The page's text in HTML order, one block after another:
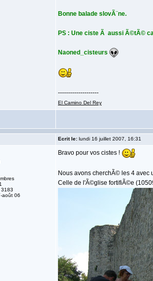
Bonne balade slovÃ¨ne.
PS : Une ciste Ã aussi Ã©tÃ©
Naoned_cisteurs
--------------------
El Camino Del Rey
Ecrit le: lundi 16 juillet 2007, 16:31
3183
août 06
Bravo pour vos cistes !
Nous avons cherchÃ© les 4 avec
Celle de l'Ã©glise fortifiÃ©e